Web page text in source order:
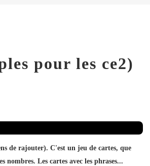
pour les ce2)
de rajouter). C'est un jeu de cartes, que
Les cartes avec les phrases...